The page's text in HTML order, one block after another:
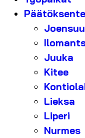
Joensuu
Juuka
Kitee
Lieksa
Liperi
Nurmes